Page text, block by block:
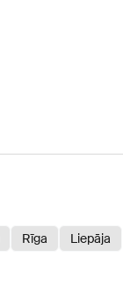
Rīga Liepāja